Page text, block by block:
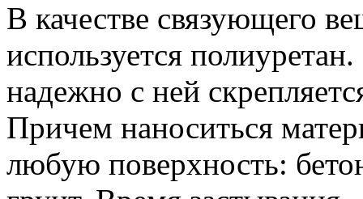
В качестве связующего
используется
надежно с ней
Причем наноситься
любую поверхность: